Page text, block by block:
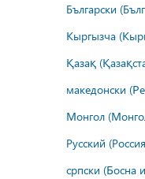
Български
Кыргызча
Қазақ
македонски
Монгол
Русский
српски (Босна